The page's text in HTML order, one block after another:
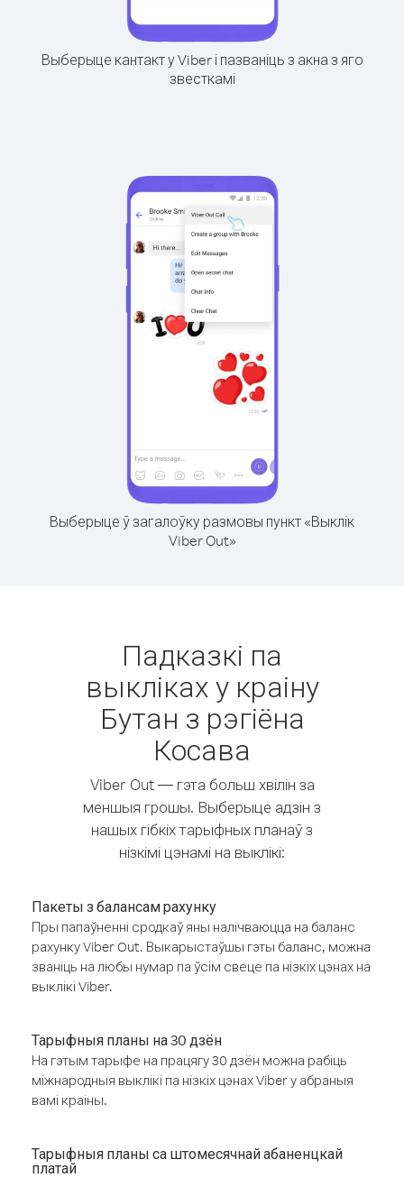
Выберыце кантакт у Viber і пазваніць з акна з яго
звесткамі
Выберыце ў загалоўку размовы пункт «Выклік
Viber Out»
Падказкі па
выкліках у краіну
Бутан з рэгіёна
Косава
Viber Out — гэта больш хвілін за
меншыя грошы. Выберыце адзін з
нашых гібкіх тарыфных планаў з
нізкімі цэнамі на выклікі:
Пакеты з балансам рахунку
Пры папаўненні сродкаў яны налічваюцца на баланс
рахунку Viber Out. Выкарыстаўшы гэты баланс, можна
званіць на любы нумар па ўсім свеце па нізкіх цэнах на
выклікі Viber.
Тарыфныя планы на 30 дзён
На гэтым тарыфе на працягу 30 дзён можна рабіць
міжнародныя выклікі па нізкіх цэнах Viber у абраныя
вамі краіны.
Тарыфныя планы са штомесячнай абаненцкай
платай